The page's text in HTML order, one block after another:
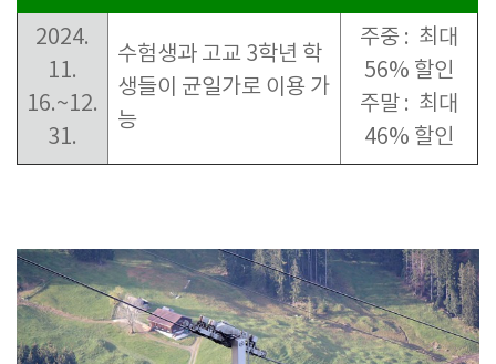
2024.
11.
16.~12.
31.
수험생과 고교 3학년 학
생들이 균일가로 이용 가
능
주중 : 최대
56% 할인
주말 : 최대
46% 할인